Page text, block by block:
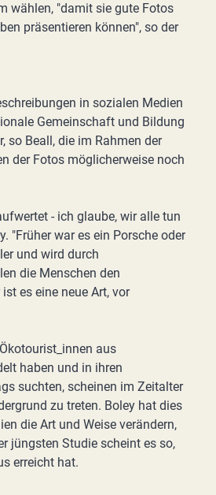
wählen, "damit sie gute Fotos
präsentieren können", so der
in sozialen Medien
Gemeinschaft und Bildung
so Beall, die im Rahmen der
der Fotos möglicherweise noch
- ich glaube, wir alle tun
"Früher war es ein Porsche oder
und wird durch
die Menschen den
es eine neue Art, vor
aus
haben und in ihren
suchten, scheinen im Zeitalter
zu treten. Boley hat dies
die Art und Weise verändern,
jüngsten Studie scheint es so,
erreicht hat.